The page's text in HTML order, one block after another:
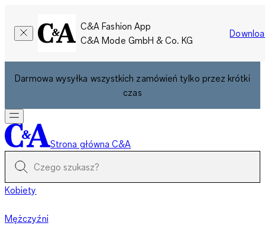
C&A Fashion App
C&A Mode GmbH & Co. KG
Darmowa wysyłka wszystkich zamówień tylko przez krótki
czas
Strona główna C&A
Kobiety
Mężczyźni